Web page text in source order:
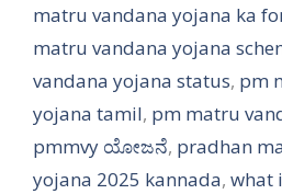
matru vandana yojana ka
matru vandana yojana
vandana yojana status, pm
yojana tamil, pm matru
pmmvy ಯೋಜನೆ, pradhan
yojana 2025 kannada, what